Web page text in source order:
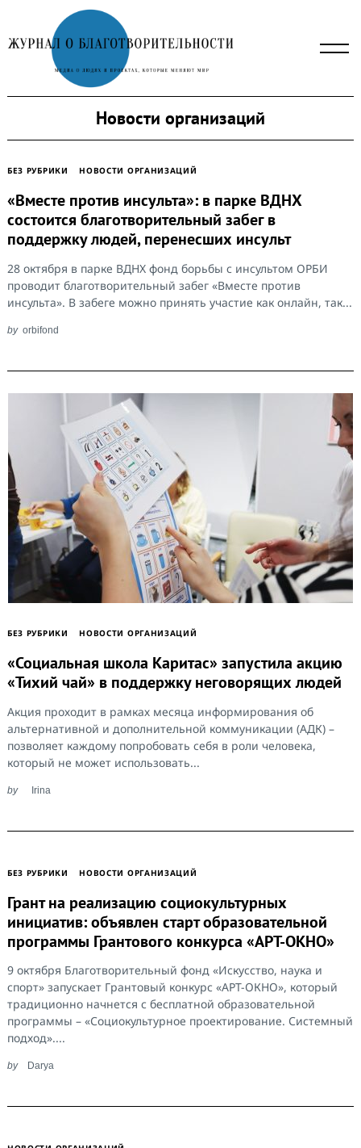
to
content
Новости организаций
БЕЗ РУБРИКИ НОВОСТИ ОРГАНИЗАЦИЙ
«Вместе против инсульта»: в парке ВДНХ
состоится благотворительный забег в
поддержку людей, перенесших инсульт
28 октября в парке ВДНХ фонд борьбы с инсультом ОРБИ
проводит благотворительный забег «Вместе против
инсульта». В забеге можно принять участие как онлайн, так...
by orbifond
БЕЗ РУБРИКИ НОВОСТИ ОРГАНИЗАЦИЙ
«Социальная школа Каритас» запустила акцию
«Тихий чай» в поддержку неговорящих людей
Акция проходит в рамках месяца информирования об
альтернативной и дополнительной коммуникации (АДК) –
позволяет каждому попробовать себя в роли человека,
который не может использовать...
by Irina
БЕЗ РУБРИКИ НОВОСТИ ОРГАНИЗАЦИЙ
Грант на реализацию социокультурных
инициатив: объявлен старт образовательной
программы Грантового конкурса «АРТ-ОКНО»
9 октября Благотворительный фонд «Искусство, наука и
спорт» запускает Грантовый конкурс «АРТ-ОКНО», который
традиционно начнется с бесплатной образовательной
программы – «Социокультурное проектирование. Системный
подход»....
by Darya